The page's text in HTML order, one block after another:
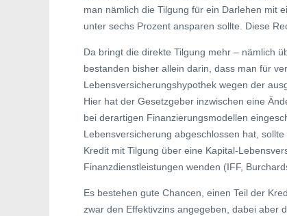
man nämlich die Tilgung für ein Darlehen mit
unter sechs Prozent ansparen sollte. Diese
Da bringt die direkte Tilgung mehr – nämlich
bestanden bisher allein darin, dass man für
Lebensversicherungshypothek wegen der
Hier hat der Gesetzgeber inzwischen eine
bei derartigen Finanzierungsmodellen
Lebensversicherung abgeschlossen hat,
Kredit mit Tilgung über eine Kapital-
Finanzdienstleistungen wenden (IFF,
Es bestehen gute Chancen, einen Teil der
zwar den Effektivzins angegeben, dabei aber